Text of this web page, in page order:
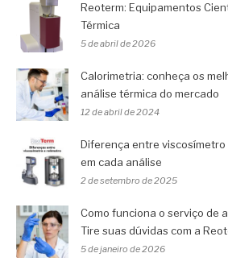
Reoterm: Equipamentos
Térmica
5 de abril de 2026
Calorimetria: conheça os
análise térmica do mercado
12 de abril de 2024
Diferença entre
em cada análise
2 de setembro de 2025
Como funciona o serviço de
Tire suas dúvidas com a
5 de janeiro de 2026